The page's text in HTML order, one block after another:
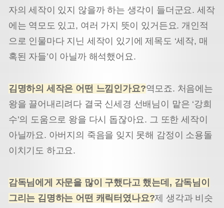
자의 세작이 있지 않을까 하는 생각이 들더군요. 세작
에는 역모도 있고, 여러 가지 뜻이 있거든요. 개인적
으로 인물마다 지닌 세작이 있기에 제목도 ‘세작, 매
혹된 자들’이 아닐까 해석했어요.
김명하의 세작은 어떤 느낌인가요?역모죠. 처음에는
왕을 끌어내리려다 결국 신세경 선배님이 맡은 ‘강희
수’의 도움으로 왕을 다시 돕잖아요. 그 또한 세작이
아닐까요. 아버지의 죽음을 잊지 못해 감정이 소용돌
이치기도 하고요.
감독님에게 자문을 많이 구했다고 했는데 , 감독님이
그리는 김명하는 어떤 캐릭터였나요?제 생각과 비슷